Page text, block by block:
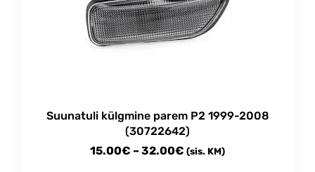
Suunatuli külgmine parem P2 1999-2008
(30722642)
15.00€ –32.00€ Price
(sis. KM)